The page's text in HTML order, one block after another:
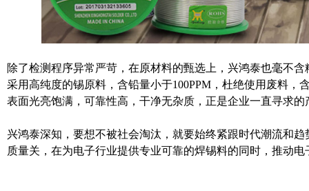
除了检测程序异常严苛，在原材料的甄选上，兴鸿泰也毫不
采用高纯度的锡原料， 含铅量小于100PPM ， 杜绝使用废料 ，
表面光亮饱满，可靠性高，干净无杂质，正是企业一直寻求的
兴鸿泰深知，要想不被社会淘汰，就要始终紧跟时代潮流和
质量关，在为电子行业提供专业可靠的焊锡料的同时，推动